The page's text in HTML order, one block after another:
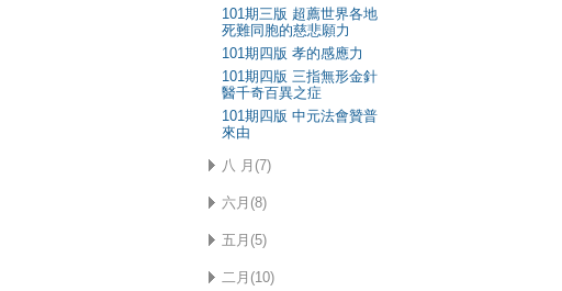
101期三版 超薦世界各地
死難同胞的慈悲願力
101期四版 孝的感應力
101期四版 三指無形金針
醫千奇百異之症
101期四版 中元法會贊普
來由
八 月(7)
六月(8)
五月(5)
二月(10)